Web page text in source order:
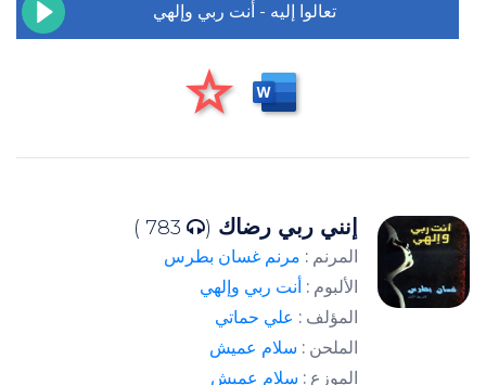
تعالوا إليه - أنت ربي وإلهي
إنني ربي رضاك (
المرنم : مرنم غسان بطرس
الألبوم : أنت ربي وإلهي
المؤلف : علي حماتي
الملحن : سلام عميش
الموزع : سلام عميش